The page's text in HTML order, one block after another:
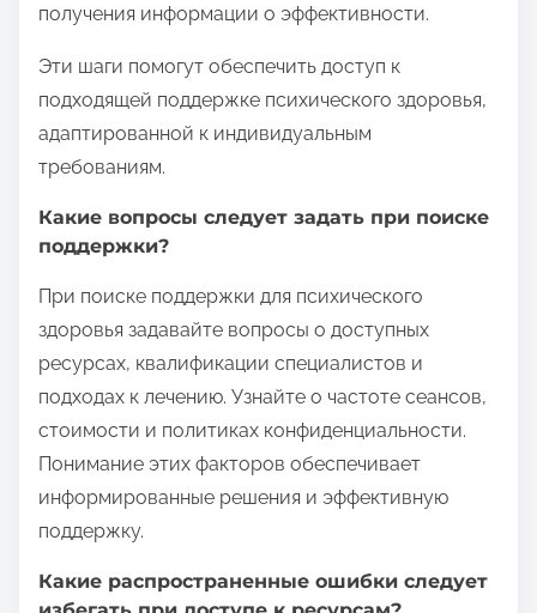
получения информации о эффективности.
Эти шаги помогут обеспечить доступ к
подходящей поддержке психического здоровья,
адаптированной к индивидуальным
требованиям.
Какие вопросы следует задать при поиске
поддержки?
При поиске поддержки для психического
здоровья задавайте вопросы о доступных
ресурсах, квалификации специалистов и
подходах к лечению. Узнайте о частоте сеансов,
стоимости и политиках конфиденциальности.
Понимание этих факторов обеспечивает
информированные решения и эффективную
поддержку.
Какие распространенные ошибки следует